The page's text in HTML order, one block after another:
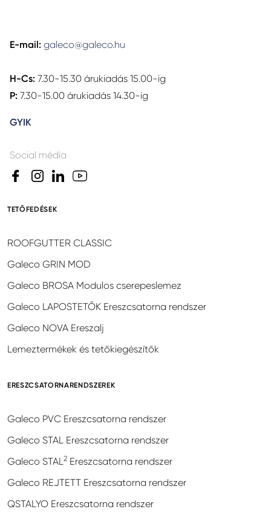
E-mail: galeco@galeco.hu
H-Cs: 7.30-15.30 árukiadás 15.00-ig
P: 7.30-15.00 árukiadás 14.30-ig
GYIK
Social média
TETŐFEDÉSEK
ROOFGUTTER CLASSIC
Galeco GRIN MOD
Galeco BROSA Modulos cserepeslemez
Galeco LAPOSTETŐK Ereszcsatorna rendszer
Galeco NOVA Ereszalj
Lemeztermékek és tetőkiegészítők
ERESZCSATORNARENDSZEREK
Galeco PVC Ereszcsatorna rendszer
Galeco STAL Ereszcsatorna rendszer
Galeco STAL2 Ereszcsatorna rendszer
Galeco REJTETT Ereszcsatorna rendszer
QSTALYO Ereszcsatorna rendszer